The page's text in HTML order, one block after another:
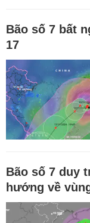
Bão số 7 bất
17
Bão số 7 duy
hướng về